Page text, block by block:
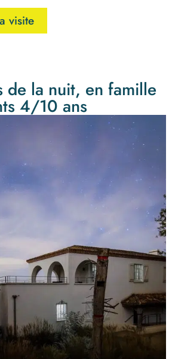
visite
de la nuit, en famille
4/10 ans